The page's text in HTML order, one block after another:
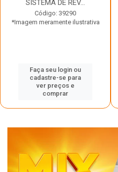
SISTEMA DE REV...
Código: 39290
*Imagem meramente ilustrativa
Faça seu login ou
cadastre-se para
ver preços e
comprar